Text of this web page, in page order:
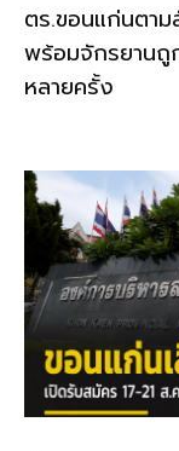
ตร.ขอนแก่นตา
พร้อมจักรยานถู
หลายครั้ง